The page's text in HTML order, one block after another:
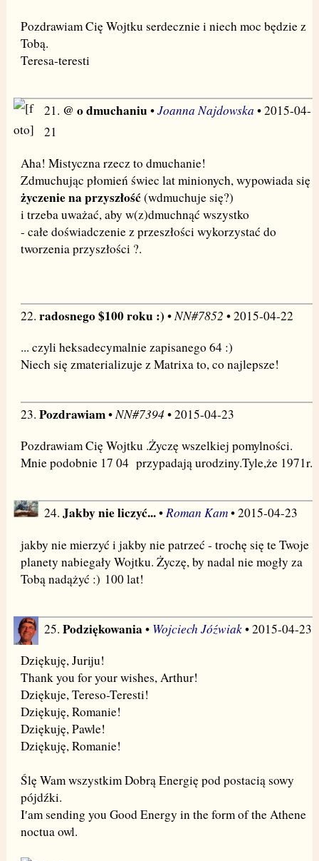
Pozdrawiam Cię Wojtku serdecznie i niech moc będzie z
Tobą.
Teresa-teresti
21. @ o dmuchaniu•Joanna Najdowska • 2015-04-
21
Aha! Mistyczna rzecz to dmuchanie!
Zdmuchując płomień świec lat minionych, wypowiada się
życzenie na przyszłość(wdmuchuje się?)
i trzeba uważać, aby w(z)dmuchnąć wszystko
- całe doświadczenie z przeszłości wykorzystać do
tworzenia przyszłości ?.
22. radosnego $100 roku :) •NN#7852 • 2015-04-22
... czyli heksadecymalnie zapisanego 64 :)
Niech się zmaterializuje z Matrixa to, co najlepsze!
23. Pozdrawiam•NN#7394• 2015-04-23
Pozdrawiam Cię Wojtku .Życzę wszelkiej pomylności.
Mnie podobnie 17 04 przypadają urodziny.Tyle,że 1971r.
24. Jakby nie liczyć...•Roman Kam• 2015-04-23
jakby nie mierzyć i jakby nie patrzeć - trochę się te Twoje
planety nabiegały Wojtku. Życzę, by nadal nie mogły za
Tobą nadążyć :) 100 lat!
25. Podziękowania • Wojciech Jóźwiak• 2015-04-23
Dziękuję, Juriju!
Thank you for your wishes, Arthur!
Dziękuje, Tereso-Teresti!
Dziękuję, Romanie!
Dziękuję, Pawle!
Dziękuję, Romanie!
Ślę Wam wszystkim Dobrą Energię pod postacią sowy
pójdźki.
I′am sending you Good Energy in the form of the Athene
noctua owl.